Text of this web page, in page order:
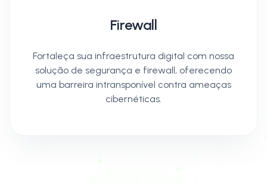
Firewall
Fortaleça sua infraestrutura digital com nossa
solução de segurança e firewall, oferecendo
uma barreira intransponível contra ameaças
cibernéticas.